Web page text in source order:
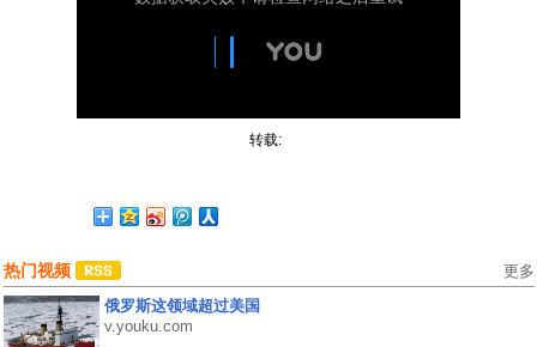
转载:
热门视频 更多
俄罗斯这领域超过美国
v.youku.com